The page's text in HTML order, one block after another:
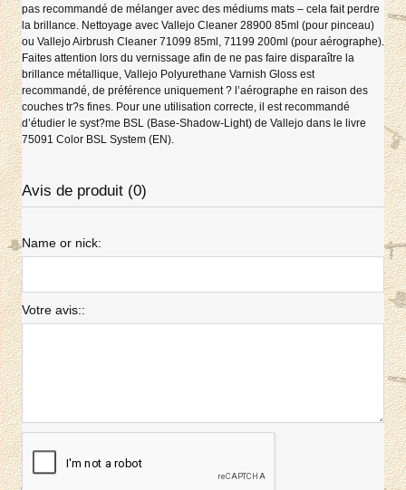
pas recommandé de mélanger avec des médiums mats – cela fait perdre
la brillance. Nettoyage avec Vallejo Cleaner 28900 85ml (pour pinceau)
ou Vallejo Airbrush Cleaner 71099 85ml, 71199 200ml (pour aérographe).
Faites attention lors du vernissage afin de ne pas faire disparaître la
brillance métallique, Vallejo Polyurethane Varnish Gloss est
recommandé, de préférence uniquement ? l’aérographe en raison des
couches tr?s fines. Pour une utilisation correcte, il est recommandé
d’étudier le syst?me BSL (Base-Shadow-Light) de Vallejo dans le livre
75091 Color BSL System (EN).
Avis de produit (0)
Name or nick:
Votre avis::